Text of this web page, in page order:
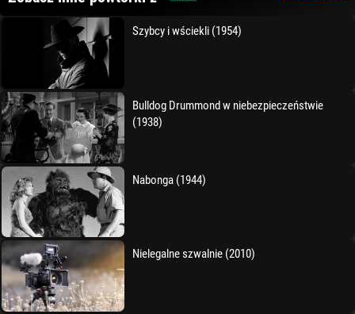
Szybcy i wściekli (1954)
Bulldog Drummond w niebezpieczeństwie
(1938)
Nabonga (1944)
Nielegalne szwalnie (2010)